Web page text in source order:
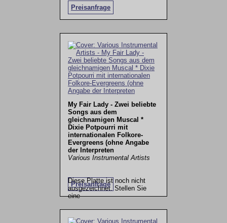
Preisanfrage
My Fair Lady - Zwei beliebte
Songs aus dem
gleichnamigen Muscal *
Dixie Potpourri mit
internationalen Folkore-
Evergreens (ohne Angabe
der Interpreten
Various Instrumental Artists
Diese Platte ist noch nicht
ausgezeichnet. Stellen Sie
eine
Preisanfrage
.